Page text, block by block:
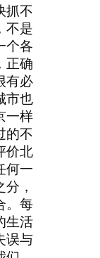
抓不
不是
个各
正确
有必
市也
一样
的不
价北
何一
，
。每
生活
误与